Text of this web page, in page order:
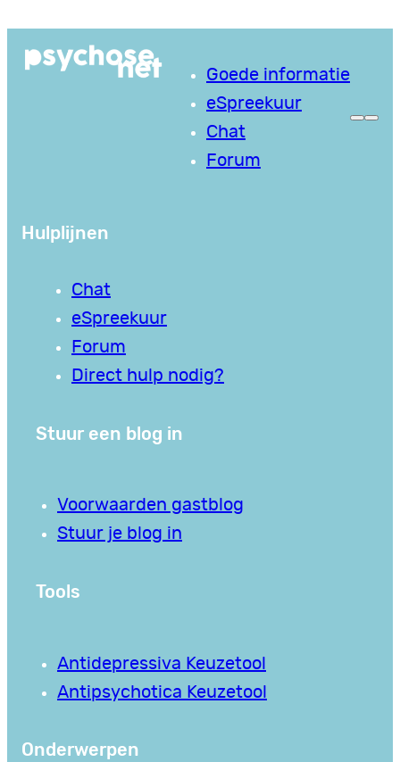
naar
Goede informatie
eSpreekuur
Chat
Forum
Hulplijnen
Chat
eSpreekuur
Forum
Direct hulp nodig?
Stuur een blog in
Voorwaarden gastblog
Stuur je blog in
Tools
Antidepressiva Keuzetool
Antipsychotica Keuzetool
Onderwerpen